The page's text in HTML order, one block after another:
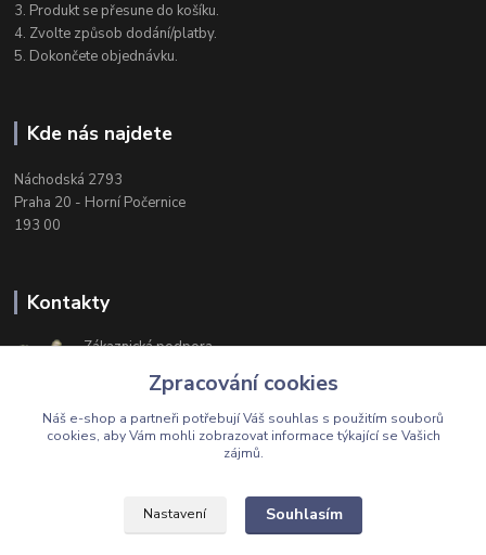
3. Produkt se přesune do košíku.
4. Zvolte způsob dodání/platby.
5. Dokončete objednávku.
Kde nás najdete
Náchodská 2793
Praha 20 - Horní Počernice
193 00
Kontakty
Zákaznická podpora
+420 603 174 975
Po-Čt, 8-16 hod. Pá 8-14 hod.
Upravit sběr cookies.
Zpracování cookies
Náš e-shop a partneři potřebují Váš souhlas s použitím souborů
cookies, aby Vám mohli zobrazovat informace týkající se Vašich
zájmů.
Nastavení Souhlasím